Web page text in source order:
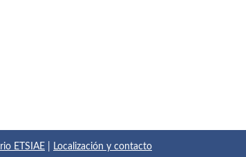
ETSIAE Localización y contacto